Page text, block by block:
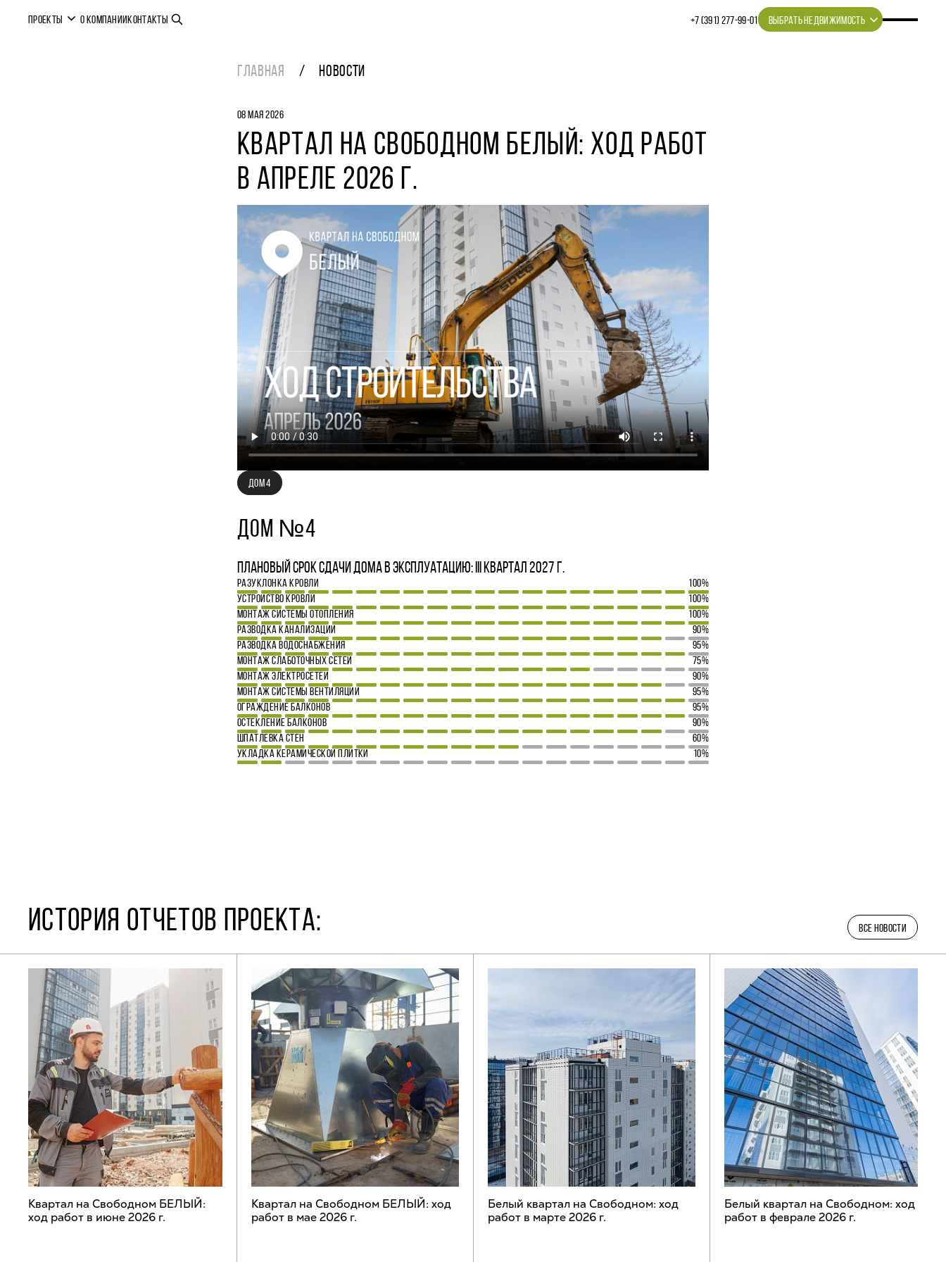
ПРОЕКТЫ О КОМПАНИИКОНТАКТЫ +7 (391) 277‒99‒01 ВЫБРАТЬ НЕДВИЖИМОСТЬ
ГЛАВНАЯ НОВОСТИ
08 МАЯ 2026
КВАРТАЛ НА СВОБОДНОМ БЕЛЫЙ: ХОД РАБОТ
В АПРЕЛЕ 2026 Г.
ДОМ 4
ДОМ №4
Плановый срок сдачи дома в эксплуатацию: III квартал 2027 г.
РАЗУКЛОНКА КРОВЛИ
100%
УСТРОЙСТВО КРОВЛИ
100%
МОНТАЖ СИСТЕМЫ ОТОПЛЕНИЯ
100%
РАЗВОДКА КАНАЛИЗАЦИИ
90%
РАЗВОДКА ВОДОСНАБЖЕНИЯ
95%
МОНТАЖ СЛАБОТОЧНЫХ СЕТЕЙ
75%
МОНТАЖ ЭЛЕКТРОСЕТЕЙ
90%
МОНТАЖ СИСТЕМЫ ВЕНТИЛЯЦИИ
95%
ОГРАЖДЕНИЕ БАЛКОНОВ
95%
ОСТЕКЛЕНИЕ БАЛКОНОВ
90%
ШПАТЛЕВКА СТЕН
60%
УКЛАДКА КЕРАМИЧЕСКОЙ ПЛИТКИ
10%
ИСТОРИЯ ОТЧЕТОВ ПРОЕКТА: ВСЕ НОВОСТИ
Квартал на Свободном БЕЛЫЙ:
ход работ в июне 2026 г.
Квартал на Свободном БЕЛЫЙ: ход
работ в мае 2026 г.
Белый квартал на Свободном: ход
работ в марте 2026 г.
Белый квартал на Свободном: ход
работ в феврале 2026 г.